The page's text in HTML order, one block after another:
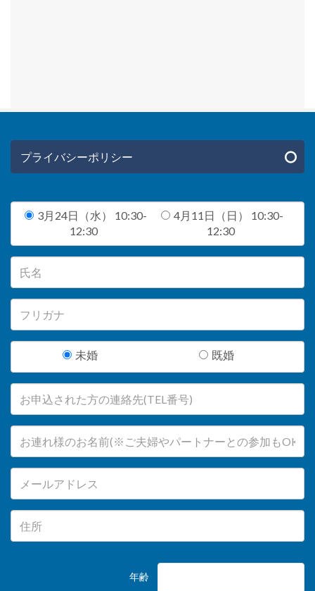
プライバシーポリシー
3月24日（水） 10:30-
12:30
4月11日（日） 10:30-
12:30
未婚 既婚
年齢